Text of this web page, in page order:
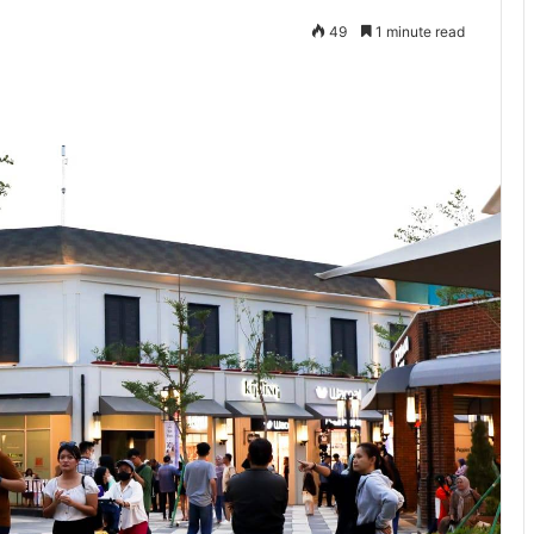
49 1 minute read